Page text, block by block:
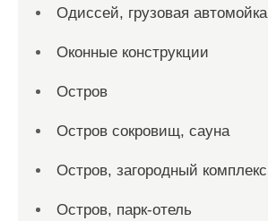
Одиссей, грузовая автомойка
Оконные конструкции
Остров
Остров сокровищ, сауна
Остров, загородный комплекс
Остров, парк-отель